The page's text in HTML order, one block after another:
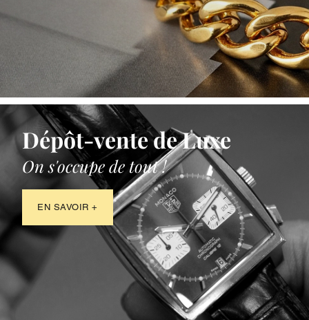
Dépôt-vente de Luxe
On s'occupe de tout !
EN SAVOIR +